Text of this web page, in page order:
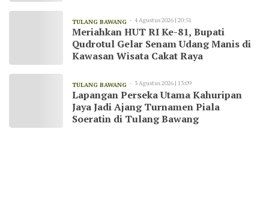
TULANG BAWANG 4 Agustus 2026 | 20:51
Meriahkan HUT RI Ke-81, Bupati
Qudrotul Gelar Senam Udang Manis di
Kawasan Wisata Cakat Raya
TULANG BAWANG 3 Agustus 2026 | 13:09
Lapangan Perseka Utama Kahuripan
Jaya Jadi Ajang Turnamen Piala
Soeratin di Tulang Bawang